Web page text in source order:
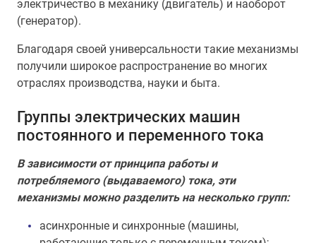
электричество в механику (двигатель) и наоборот
(генератор).
Благодаря своей универсальности такие механизмы
получили широкое распространение во многих
отраслях производства, науки и быта.
Группы электрических машин
постоянного и переменного тока
В зависимости от принципа работы и
потребляемого (выдаваемого) тока, эти
механизмы можно разделить на несколько групп:
асинхронные и синхронные (машины,